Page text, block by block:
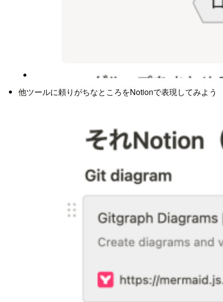
他ツールに頼りがちなところをNotionで表現してみよう